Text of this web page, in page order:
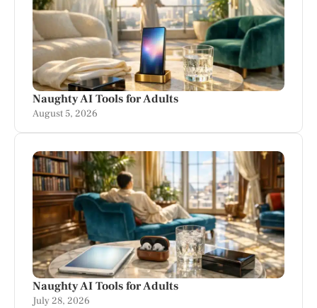
Naughty AI Tools for Adults
August 5, 2026
Naughty AI Tools for Adults
July 28, 2026